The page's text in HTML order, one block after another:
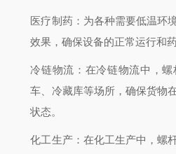
医疗制药：为各种需要低温环
效果，确保设备的正常运行和
冷链物流 ：在冷链物流中，
车、冷藏库等场所，确保货物
状态。
化工生产：在化工生产中，螺